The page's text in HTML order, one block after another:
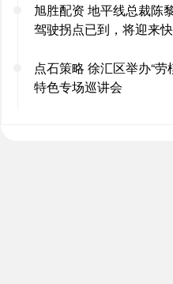
旭胜配资 地平线总裁陈
驾驶拐点已到，将迎来
点石策略 徐汇区举办“
特色专场巡讲会